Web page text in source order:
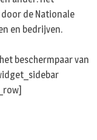
de Nationale
en bedrijven.
beschermpaar van